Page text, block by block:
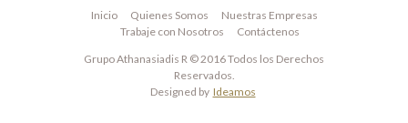
Inicio Quienes Somos
Nuestras Empresas
Trabaje con Nosotros
Contáctenos
Grupo Athanasiadis R © 2016 Todos los Derechos
Reservados.
Designed by Ideamos